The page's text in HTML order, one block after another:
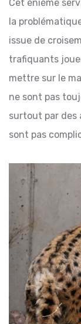
Cet énième
la
issue de
trafiquants
mettre sur le
ne sont pas
surtout par des
sont pas